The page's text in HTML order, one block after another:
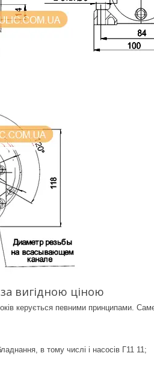
вигідною ціною
керується певними принципами.
в тому числі і насосів Г11 11;